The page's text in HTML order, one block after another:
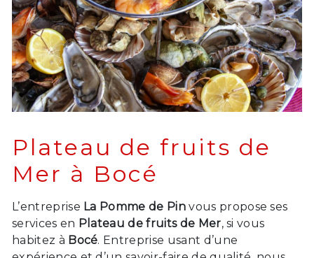
Plateau de fruits de
Mer à Bocé
L’entreprise La Pomme de Pinvous propose ses
services en Plateau de fruits de Mer, si vous
habitez à Bocé. Entreprise usant d’une